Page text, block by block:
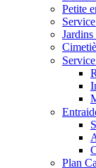
Petite
Plan